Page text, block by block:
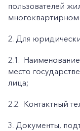
пользователей
2. Для
2.1.
место
лица;
2.2. Контактный
3. Документы,